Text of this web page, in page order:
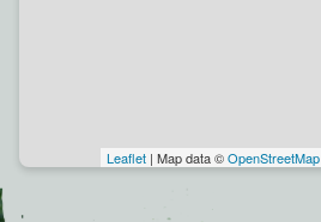
Leaflet | Map data ©OpenStreetMap